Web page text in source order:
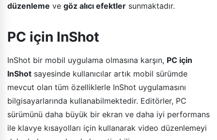
düzenleme ve göz alıcı efektler sunmaktadır.
PC için InShot
InShot bir mobil uygulama olmasına karşın, PC için
InShot sayesinde kullanıcılar artık mobil sürümde
mevcut olan tüm özelliklerle InShot uygulamasını
bilgisayarlarında kullanabilmektedir. Editörler, PC
sürümünü daha büyük bir ekran ve daha iyi performans
ile klavye kısayolları için kullanarak video düzenlemeyi